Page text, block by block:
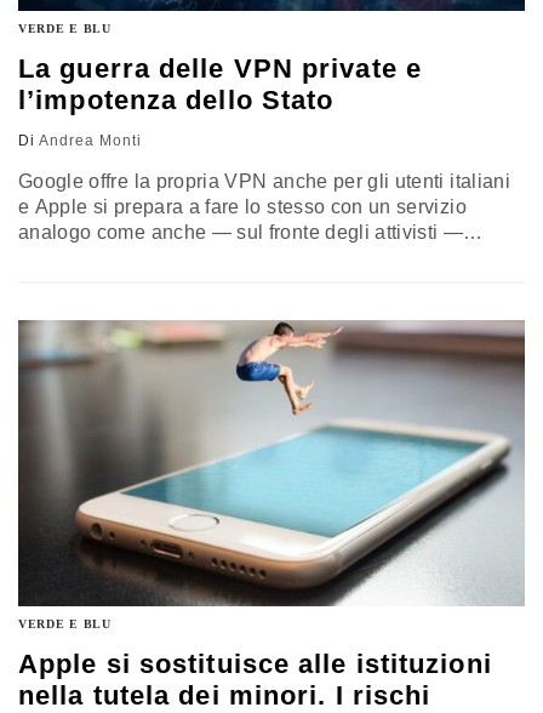
VERDE E BLU
La guerra delle VPN private e
l’impotenza dello Stato
Di Andrea Monti
Google offre la propria VPN anche per gli utenti italiani
e Apple si prepara a fare lo stesso con un servizio
analogo come anche — sul fronte degli attivisti —
L’analisi di Andrea Monti, professore incaricato di
Digital Law nell’Università di Chieti-Pescara
VERDE E BLU
Apple si sostituisce alle istituzioni
nella tutela dei minori. I rischi